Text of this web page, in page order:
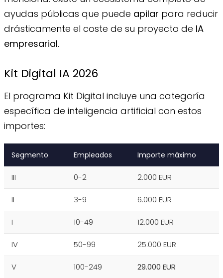
ayudas públicas que puede apilar para reducir
drásticamente el coste de su proyecto de IA
empresarial.
Kit Digital IA 2026
El programa Kit Digital incluye una categoría
específica de inteligencia artificial con estos
importes:
Segmento Empleados Importe máximo
III 0-2 2.000 EUR
II 3-9 6.000 EUR
I 10-49 12.000 EUR
IV 50-99 25.000 EUR
V 100-249 29.000 EUR